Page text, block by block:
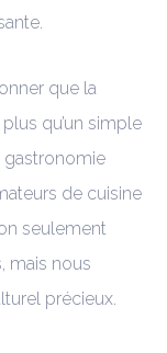
que la
qu’un simple
gastronomie
de cuisine
seulement
mais nous
précieux.